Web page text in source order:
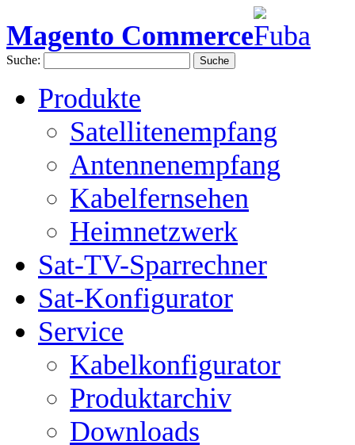
Magento Commerce
Suche: Suche
Produkte
Satellitenempfang
Antennenempfang
Kabelfernsehen
Heimnetzwerk
Sat-TV-Sparrechner
Sat-Konfigurator
Service
Kabelkonfigurator
Produktarchiv
Downloads